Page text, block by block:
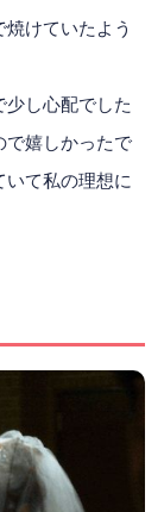
けていたよう
し心配でした
で嬉しかったで
いて私の理想に